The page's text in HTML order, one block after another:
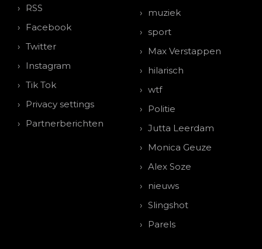
RSS
Facebook
Twitter
Instagram
Tik Tok
Privacy settings
Partnerberichten
muziek
sport
Max Verstappen
hilarisch
wtf
Politie
Jutta Leerdam
Monica Geuze
Alex Soze
nieuws
Slingshot
Parels